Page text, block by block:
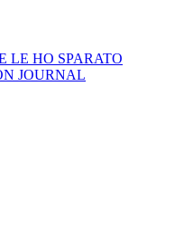
LE HO SPARATO
JOURNAL